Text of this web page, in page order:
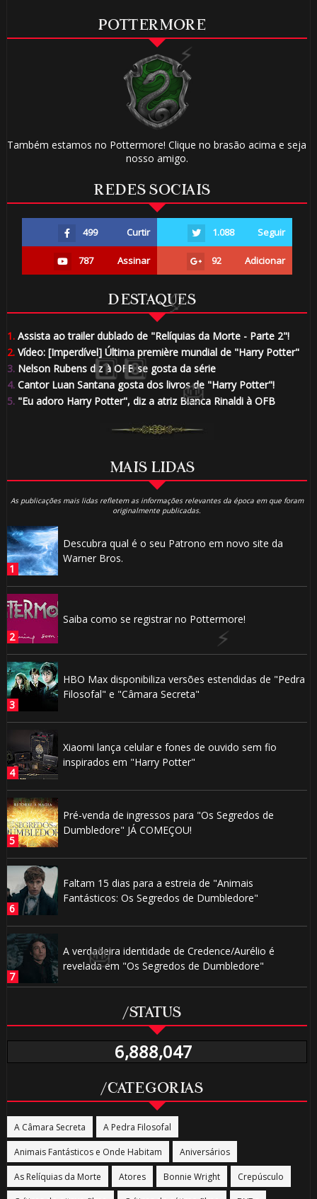
POTTERMORE
Também estamos no Pottermore! Clique no brasão acima e seja
nosso amigo.
REDES SOCIAIS
499 Curtir 1.088 Seguir
787 Assinar 92 Adicionar
DESTAQUES
1.Assista ao trailer dublado de "Relíquias da Morte - Parte 2"!
2.Vídeo: [Imperdível] Última première mundial de "Harry Potter"
3.Nelson Rubens diz à OFB se gosta da série
4.Cantor Luan Santana gosta dos livros de "Harry Potter"!
5."Eu adoro Harry Potter", diz a atriz Bianca Rinaldi à OFB
MAIS LIDAS
As publicações mais lidas refletem as informações relevantes da época em que foram
originalmente publicadas.
Descubra qual é o seu Patrono em novo site da
Warner Bros.
Saiba como se registrar no Pottermore!
HBO Max disponibiliza versões estendidas de "Pedra
Filosofal" e "Câmara Secreta"
Xiaomi lança celular e fones de ouvido sem fio
inspirados em "Harry Potter"
Pré-venda de ingressos para "Os Segredos de
Dumbledore" JÁ COMEÇOU!
Faltam 15 dias para a estreia de "Animais
Fantásticos: Os Segredos de Dumbledore"
A verdadeira identidade de Credence/Aurélio é
revelada em "Os Segredos de Dumbledore"
/STATUS
6,888,047
/CATEGORIAS
A Câmara Secreta A Pedra Filosofal
Animais Fantásticos e Onde Habitam Aniversários
As Relíquias da Morte Atores Bonnie Wright Crepúsculo
🎂
🎂
🎈
1️⃣ 8️⃣
🎂
🎂